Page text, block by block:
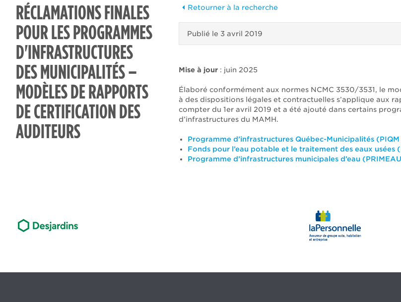
RÉCLAMATIONS FINALES
POUR LES PROGRAMMES
D'INFRASTRUCTURES
DES MUNICIPALITÉS –
MODÈLES DE RAPPORTS
DE CERTIFICATION DES
AUDITEURS
Retourner à la recherche
Publié le 3 avril 2019
Mise à jour : juin 2025
Élaboré conformément aux normes NCMC 3530/3531, le
à des dispositions légales et contractuelles s’applique aux
compter du 1er avril 2019 et a été ajouté dans certains
d’infrastructures du MAMH.
Programme d’infrastructures Québec-Municipalités (PIQM
Fonds pour l’eau potable et le traitement des eaux usées
Programme d’infrastructures municipales d’eau